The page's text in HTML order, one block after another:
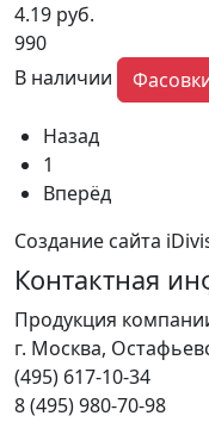
4.19 руб.
990
В наличии
Назад
1
Вперёд
Создание сайта
Контактная
Продукция
г. Москва,
(495) 617-10-34
8 (495) 980-70-98